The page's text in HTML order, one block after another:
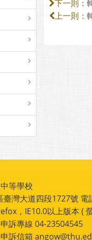
下一則：
上一則：
等學校
灣大道四段1727號 電
，IE10.0以上版本 (
訴專線 04-23504545
訴信箱